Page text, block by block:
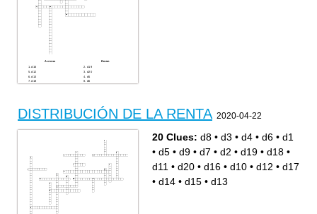
Across
d16
d12
d13
d18
d9
d7
Down
d19
d20
d5
d6
DISTRIBUCIÓN DE LA RENTA 2020-04-22
20 Clues: d8 • d3 • d4 • d6 • d1
• d5 • d9 • d7 • d2 • d19 • d18 •
d11 • d20 • d16 • d10 • d12 • d17
• d14 • d15 • d13